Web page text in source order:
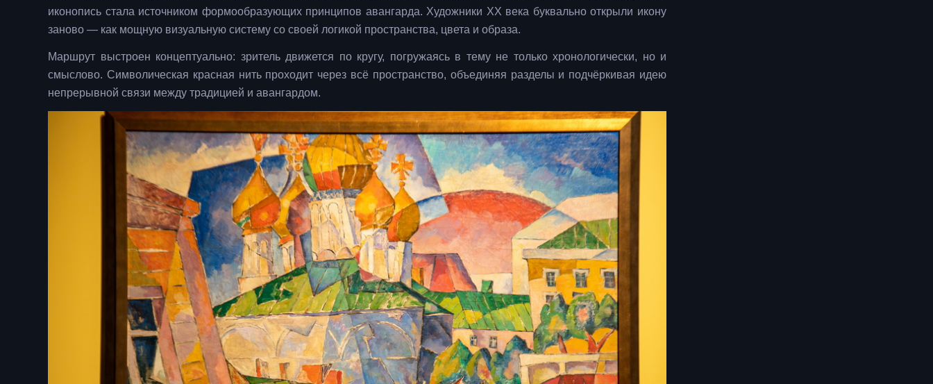
иконопись стала источником формообразующих принципов авангарда. Художники XX века буквально открыли икону
заново — как мощную визуальную систему со своей логикой пространства, цвета и образа.
Маршрут выстроен концептуально: зритель движется по кругу, погружаясь в тему не только хронологически, но и
смыслово. Символическая красная нить проходит через всё пространство, объединяя разделы и подчёркивая идею
непрерывной связи между традицией и авангардом.